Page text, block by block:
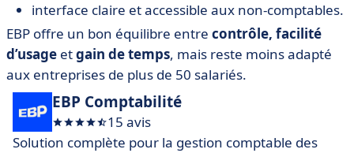
interface claire et accessible aux non-comptables.
EBP offre un bon équilibre entre contrôle, facilité
d’usage etgain de temps, mais reste moins adapté
aux entreprises de plus de 50 salariés.
EBP Comptabilité
15 avis
Solution complète pour la gestion comptable des